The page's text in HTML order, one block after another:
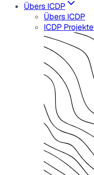
Übers ICDP
Übers ICDP
ICDP Projekte